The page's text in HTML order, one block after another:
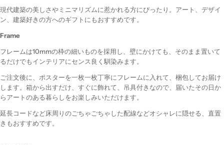
現代建築の美しさやミニマリズムに惹かれる方にぴったり。アート、デザイ
ン、建築好きの方へのギフトにもおすすめです。
Frame
フレームは10mmの枠の細いものを採用し、壁にかけても、そのまま置いて
るだけでもインテリアにセンス良く馴染みます。
ご注文後に、ポスターを一枚一枚丁寧にフレームに入れて、梱包してお届け
します。箱から出すだけ、すぐに飾れて、吊具付きなので、届いたその日か
らアートのある暮らしをお楽しみいただけます。
延長コードなど床周りのごちゃごちゃした配線などオシャレに隠せる、直置
きもおすすめです。